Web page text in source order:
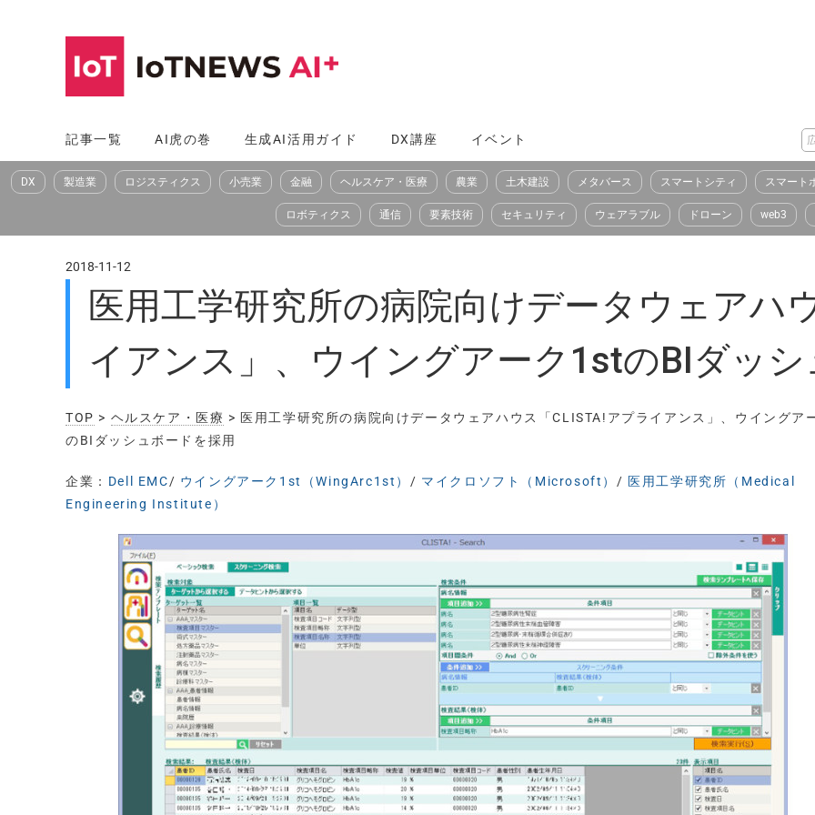
へ
ス
記事一覧 AI虎の巻 生成AI活用ガイド DX講座 イベント
DX 製造業 ロジスティクス 小売業 金融 ヘルスケア・医療 農業 土木建設 メタバース スマートシティ スマート
ロボティクス 通信 要素技術 セキュリティ ウェアラブル ドローン web3
2018-11-12
医用工学研究所の病院向けデータウェアハ
イアンス」、ウイングアーク1stのBIダッ
TOP > ヘルスケア・医療 > 医用工学研究所の病院向けデータウェアハウス「CLISTA!アプライアンス」、ウイングア
のBIダッシュボードを採用
企業： Dell EMC/ ウイングアーク1st（WingArc1st） / マイクロソフト（Microsoft） / 医用工学研究所（Medical
Engineering Institute）